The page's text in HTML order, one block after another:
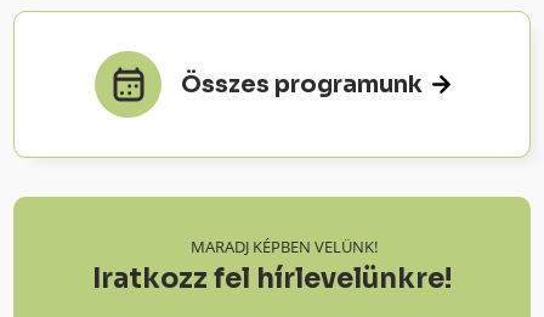
Összes programunk
MARADJ KÉPBEN VELÜNK!
Iratkozz fel hírlevelünkre!